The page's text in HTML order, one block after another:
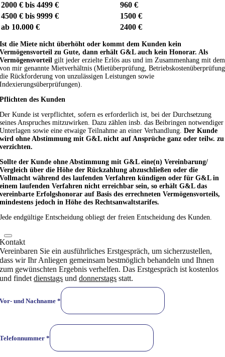
2000 € bis 4499 €
960 €
4500 € bis 9999 €
1500 €
ab 10.000 €
2400 €
Ist die Miete nicht überhöht oder kommt dem Kunden kein
Vermögensvorteil zu Gute, dann erhält G&L auch kein Honorar. Als
Vermögensvorteil gilt jeder erzielte Erlös aus und im Zusammenhang mit dem
von mir genannte Mietverhältnis (Mietüberprüfung, Betriebskostenüberprüfung
die Rückforderung von unzulässigen Leistungen sowie
Indexierungsüberprüfungen).
Pflichten des Kunden
Der Kunde ist verpflichtet, sofern es erforderlich ist, bei der Durchsetzung
seines Anspruches mitzuwirken. Dazu zählen insb. das Beibringen notwendiger
Unterlagen sowie eine etwaige Teilnahme an einer Verhandlung.Der Kunde
wird ohne Abstimmung mit G&L nicht auf Ansprüche ganz oder teilw. zu
verzichten.
Sollte der Kunde ohne Abstimmung mit G&L eine(n) Vereinbarung/
Vergleich über die Höhe der Rückzahlung abzuschließen oder die
Vollmacht während des laufenden Verfahren kündigen oder für G&L in
einem laufenden Verfahren nicht erreichbar sein, so erhält G&L das
vereinbarte Erfolgshonorar auf Basis des errechneten Vermögensvorteils,
mindestens jedoch in Höhe des Rechtsanwaltstarifes.
Jede endgültige Entscheidung obliegt der freien Entscheidung des Kunden.
Kontakt
Vereinbaren Sie ein ausführliches Erstgespräch, um sicherzustellen,
dass wir Ihr Anliegen gemeinsam bestmöglich behandeln und Ihnen
zum gewünschten Ergebnis verhelfen. Das Erstgespräch ist kostenlos
und findetdienstags unddonnerstags statt.
Vor- und Nachname*
Telefonnummer*